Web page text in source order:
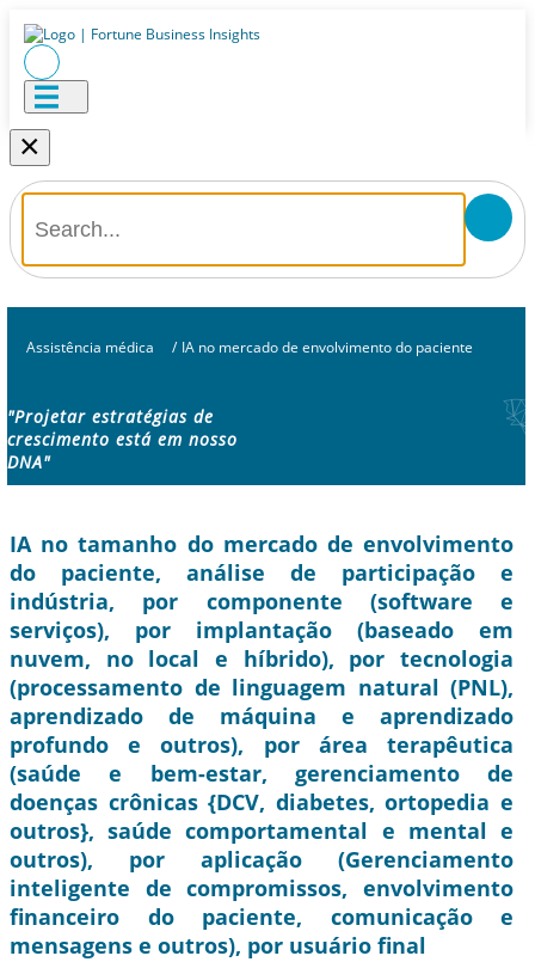
×
Assistência médica / IA no mercado de envolvimento do paciente
"Projetar estratégias de
crescimento está em nosso
DNA"
IA no tamanho do mercado de envolvimento
do paciente, análise de participação e
indústria, por componente (software e
serviços), por implantação (baseado em
nuvem, no local e híbrido), por tecnologia
(processamento de linguagem natural (PNL),
aprendizado de máquina e aprendizado
profundo e outros), por área terapêutica
(saúde e bem-estar, gerenciamento de
doenças crônicas {DCV, diabetes, ortopedia e
outros}, saúde comportamental e mental e
outros), por aplicação (Gerenciamento
inteligente de compromissos, envolvimento
financeiro do paciente, comunicação e
mensagens e outros), por usuário final